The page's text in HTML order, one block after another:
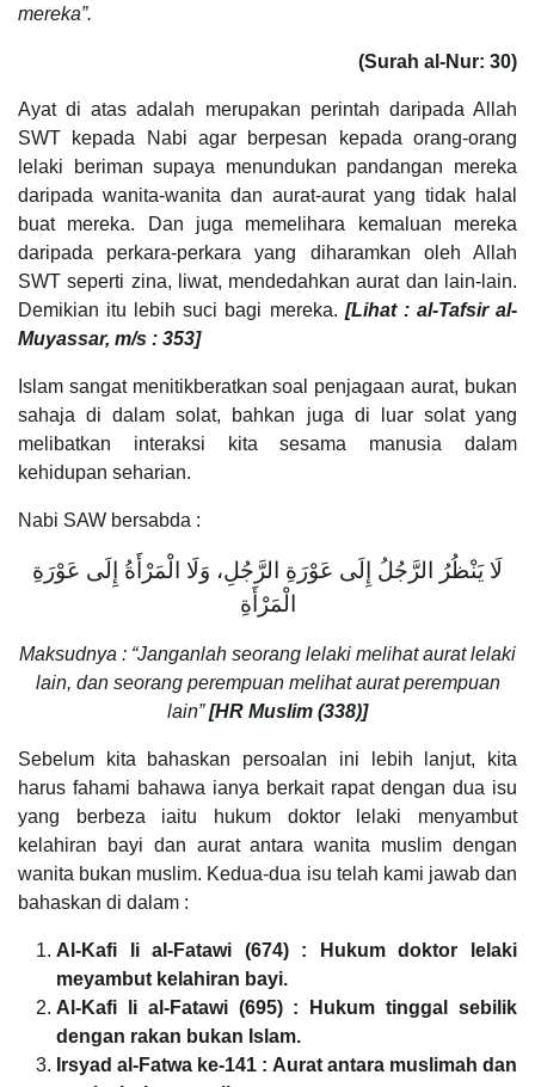
mereka”.
(Surah al-Nur: 30)
Ayat di atas adalah merupakan perintah daripada Allah
SWT kepada Nabi agar berpesan kepada orang-orang
lelaki beriman supaya menundukan pandangan mereka
daripada wanita-wanita dan aurat-aurat yang tidak halal
buat mereka. Dan juga memelihara kemaluan mereka
daripada perkara-perkara yang diharamkan oleh Allah
SWT seperti zina, liwat, mendedahkan aurat dan lain-lain.
Demikian itu lebih suci bagi mereka. [Lihat : al-Tafsir al-
Muyassar, m/s : 353]
Islam sangat menitikberatkan soal penjagaan aurat, bukan
sahaja di dalam solat, bahkan juga di luar solat yang
melibatkan interaksi kita sesama manusia dalam
kehidupan seharian.
Nabi SAW bersabda :
لَا يَنْظُرُ الرَّجُلُ إِلَى عَوْرَةِ الرَّجُلِ، وَلَا الْمَرْأَةُ إِلَى عَوْرَةِ
الْمَرْأَةِ
Maksudnya : “Janganlah seorang lelaki melihat aurat lelaki
lain, dan seorang perempuan melihat aurat perempuan
lain”[HR Muslim (338)]
Sebelum kita bahaskan persoalan ini lebih lanjut, kita
harus fahami bahawa ianya berkait rapat dengan dua isu
yang berbeza iaitu hukum doktor lelaki menyambut
kelahiran bayi dan aurat antara wanita muslim dengan
wanita bukan muslim. Kedua-dua isu telah kami jawab dan
bahaskan di dalam :
Al-Kafi li al-Fatawi (674) : Hukum doktor lelaki
meyambut kelahiran bayi.
Al-Kafi li al-Fatawi (695) : Hukum tinggal sebilik
dengan rakan bukan Islam.
Irsyad al-Fatwa ke-141 : Aurat antara muslimah dan